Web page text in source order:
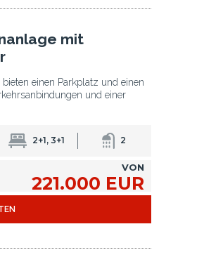
mit
einen Parkplatz und einen
und einer
2+1, 3+1 2
VON
221.000 EUR